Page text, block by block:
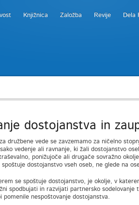
Knjižnica Založba Revije Dela
dostojanstva in
družbene vede se zavzemamo za ničelno
vedenje ali ravnanje, ki žali dostojanstvo
ponižujoče ali drugače sovražno
dostojanstvo vseh oseb, ne glede na
se spoštuje dostojanstvo, je okolje, v
spodbujati in razvijati partnersko
pomenile nespoštovanje dostojanstva.